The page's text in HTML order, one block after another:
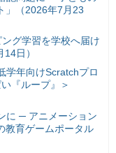
」（2026年7月23
グ学習を学校へ届け
日）
学年向けScratchプロ
『ループ』＞
に ─ アニメーション
教育ゲームポータル